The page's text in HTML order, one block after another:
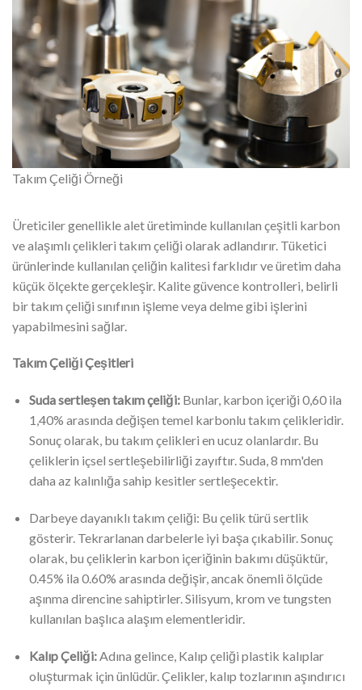
Takım Çeliği Örneği
Üreticiler genellikle alet üretiminde kullanılan çeşitli karbon
ve alaşımlı çelikleri takım çeliği olarak adlandırır. Tüketici
ürünlerinde kullanılan çeliğin kalitesi farklıdır ve üretim daha
küçük ölçekte gerçekleşir. Kalite güvence kontrolleri, belirli
bir takım çeliği sınıfının işleme veya delme gibi işlerini
yapabilmesini sağlar.
Takım Çeliği Çeşitleri
Suda sertleşen takım çeliği:Bunlar, karbon içeriği 0,60 ila
1,40% arasında değişen temel karbonlu takım çelikleridir.
Sonuç olarak, bu takım çelikleri en ucuz olanlardır. Bu
çeliklerin içsel sertleşebilirliği zayıftır. Suda, 8 mm'den
daha az kalınlığa sahip kesitler sertleşecektir.
Darbeye dayanıklı takım çeliği: Bu çelik türü sertlik
gösterir. Tekrarlanan darbelerle iyi başa çıkabilir. Sonuç
olarak, bu çeliklerin karbon içeriğinin bakımı düşüktür,
0.45% ila 0.60% arasında değişir, ancak önemli ölçüde
aşınma direncine sahiptirler. Silisyum, krom ve tungsten
kullanılan başlıca alaşım elementleridir.
Kalıp Çeliği:Adına gelince, Kalıp çeliği plastik kalıplar
oluşturmak için ünlüdür. Çelikler, kalıp tozlarının aşındırıcı